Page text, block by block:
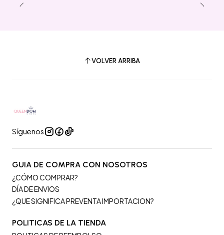
VOLVER ARRIBA
Síguenos
GUIA DE COMPRA CON NOSOTROS
¿CÓMO COMPRAR?
DÍA DE ENVIOS
¿QUE SIGNIFICA PREVENTA IMPORTACION?
POLITICAS DE LA TIENDA